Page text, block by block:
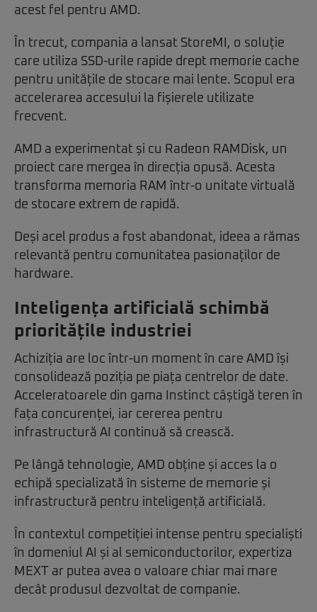
acest fel pentru AMD.
În trecut, compania a lansat StoreMI, o soluție
care utiliza SSD-urile rapide drept memorie cache
pentru unitățile de stocare mai lente. Scopul era
accelerarea accesului la fișierele utilizate
frecvent.
AMD a experimentat și cu Radeon RAMDisk, un
proiect care mergea în direcția opusă. Acesta
transforma memoria RAM într-o unitate virtuală
de stocare extrem de rapidă.
Deși acel produs a fost abandonat, ideea a rămas
relevantă pentru comunitatea pasionaților de
hardware.
Inteligența artificială schimbă
prioritățile industriei
Achiziția are loc într-un moment în care AMD își
consolidează poziția pe piața centrelor de date.
Acceleratoarele din gama Instinct câștigă teren în
fața concurenței, iar cererea pentru
infrastructură AI continuă să crească.
Pe lângă tehnologie, AMD obține și acces la o
echipă specializată în sisteme de memorie și
infrastructură pentru inteligență artificială.
În contextul competiției intense pentru specialiști
în domeniul AI și al semiconductorilor, expertiza
MEXT ar putea avea o valoare chiar mai mare
decât produsul dezvoltat de companie.